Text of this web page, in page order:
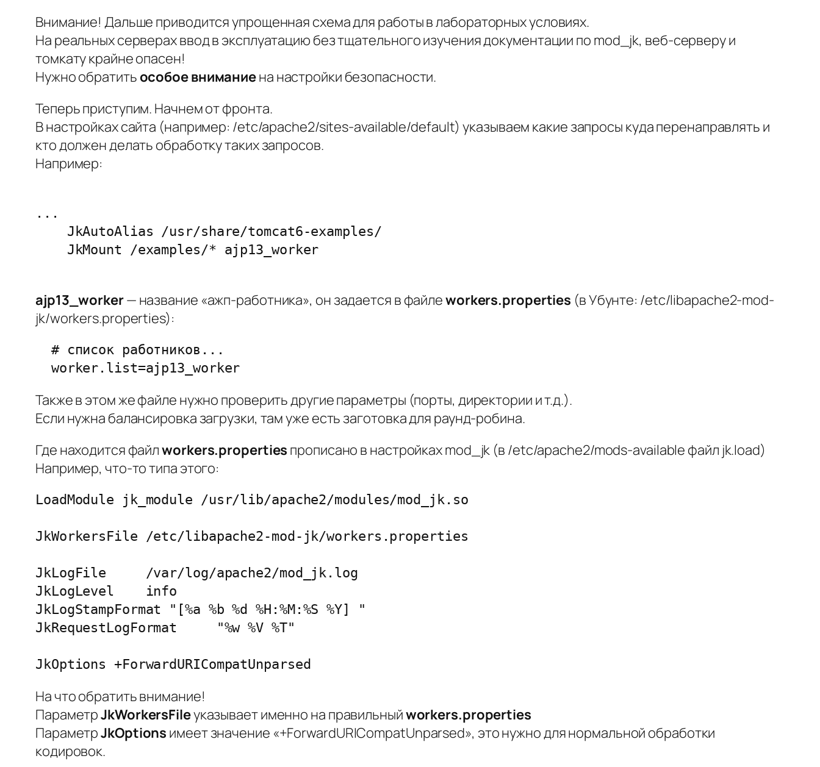
Внимание! Дальше приводится упрощенная схема для работы в лабораторных условиях.
На реальных серверах ввод в эксплуатацию без тщательного изучения документации по mod_jk, веб-серверу и
томкату крайне опасен!
Нужно обратить особое вниманиена настройки безопасности.
Теперь приступим. Начнем от фронта.
В настройках сайта (например: /etc/apache2/sites-available/default) указываем какие запросы куда перенаправлять и
кто должен делать обработку таких запросов.
Например:
...
    JkAutoAlias /usr/share/tomcat6-examples/
ajp13_worker— название «ажп-работника», он задается в файлеworkers.properties (в Убунте: /etc/libapache2-mod-
jk/workers.properties):
  # список работников...
Также в этом же файле нужно проверить другие параметры (порты, директории и т.д.).
Если нужна балансировка загрузки, там уже есть заготовка для раунд-робина.
Где находится файлworkers.properties прописано в настройках mod_jk (в /etc/apache2/mods-available файл jk.load)
Например, что-то типа этого:
LoadModule jk_module /usr/lib/apache2/modules/mod_jk.so
JkWorkersFile /etc/libapache2-mod-jk/workers.properties
JkLogFile     /var/log/apache2/mod_jk.log
JkLogLevel    info
JkLogStampFormat "[%a %b %d %H:%M:%S %Y] "
JkRequestLogFormat     "%w %V %T"
На что обратить внимание!
ПараметрJkWorkersFileуказывает именно на правильныйworkers.properties
ПараметрJkOptions имеет значение «+ForwardURICompatUnparsed», это нужно для нормальной обработки
кодировок.